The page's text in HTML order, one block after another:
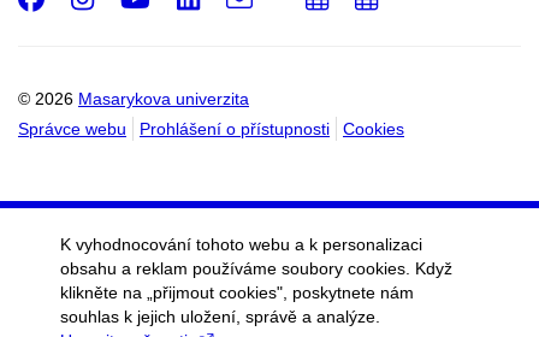
© 2026 Masarykova univerzita
Správce webu
Prohlášení o přístupnosti Cookies
Email
K vyhodnocování tohoto webu a k personalizaci
obsahu a reklam používáme soubory cookies. Když
klikněte na „přijmout cookies", poskytnete nám
souhlas k jejich uložení, správě a analýze.